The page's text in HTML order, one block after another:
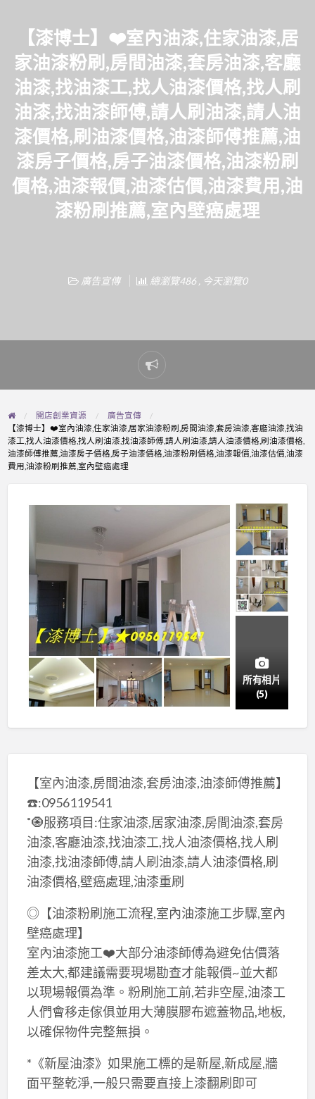
【漆博士】❤️室內油漆,住家油漆,居
家油漆粉刷,房間油漆,套房油漆,客廳
油漆,找油漆工,找人油漆價格,找人刷
油漆,找油漆師傅,請人刷油漆,請人油
漆價格,刷油漆價格,油漆師傅推薦,油
漆房子價格,房子油漆價格,油漆粉刷
價格,油漆報價,油漆估價,油漆費用,油
漆粉刷推薦,室內壁癌處理
廣告宣傳 總瀏覽486 , 今天瀏覽0
Report
problem
開店創業資源
廣告宣傳
【漆博士】❤️室內油漆,住家油漆,居家油漆粉刷,房間油漆,套房油漆,客廳油漆,找油
漆工,找人油漆價格,找人刷油漆,找油漆師傅,請人刷油漆,請人油漆價格,刷油漆價格,
油漆師傅推薦,油漆房子價格,房子油漆價格,油漆粉刷價格,油漆報價,油漆估價,油漆
費用,油漆粉刷推薦,室內壁癌處理
所有相片
(5)
【室內油漆,房間油漆,套房油漆,油漆師傅推薦】
☎️:0956119541
˚🧿服務項目:住家油漆,居家油漆,房間油漆,套房
油漆,客廳油漆,找油漆工,找人油漆價格,找人刷
油漆,找油漆師傅,請人刷油漆,請人油漆價格,刷
油漆價格,壁癌處理,油漆重刷
◎【油漆粉刷施工流程,室內油漆施工步驟,室內
壁癌處理】
室內油漆施工❤️大部分油漆師傅為避免估價落
差太大,都建議需要現場勘查才能報價~並大都
以現場報價為準。粉刷施工前,若非空屋,油漆工
人們會移走傢俱並用大薄膜膠布遮蓋物品,地板,
以確保物件完整無損。
*《新屋油漆》如果施工標的是新屋,新成屋,牆
面平整乾淨,一般只需要直接上漆翻刷即可